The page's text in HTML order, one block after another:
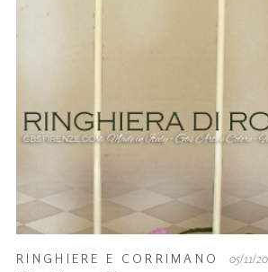
RINGHIERE E CORRIMANO 05/11/